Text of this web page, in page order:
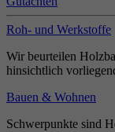
Roh- und Werkstoffe
Wir beurteilen
hinsichtlich
Bauen & Wohnen
Schwerpunkte sind